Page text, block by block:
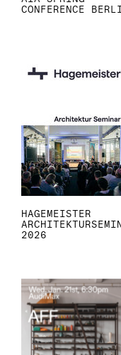
CONFERENCE
HAGEMEISTER
2026